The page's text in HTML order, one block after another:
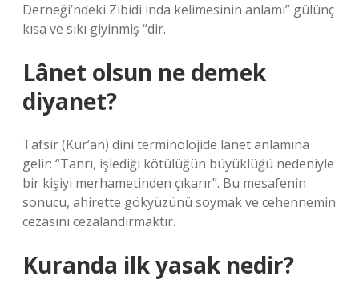
Derneği’ndeki Zibidi inda kelimesinin anlamı” gülünç
kısa ve sıkı giyinmiş “dir.
Lânet olsun ne demek
diyanet?
Tafsir (Kur’an) dini terminolojide lanet anlamına
gelir: “Tanrı, işlediği kötülüğün büyüklüğü nedeniyle
bir kişiyi merhametinden çıkarır”. Bu mesafenin
sonucu, ahirette gökyüzünü soymak ve cehennemin
cezasını cezalandırmaktır.
Kuranda ilk yasak nedir?